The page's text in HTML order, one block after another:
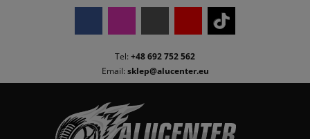
Tel: +48 692 752 562
Email: sklep@alucenter.eu